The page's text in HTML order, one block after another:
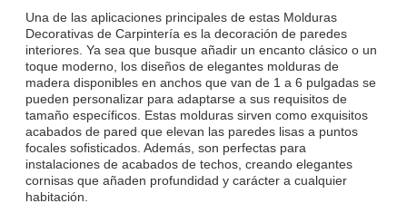
Una de las aplicaciones principales de estas Molduras
Decorativas de Carpintería es la decoración de paredes
interiores. Ya sea que busque añadir un encanto clásico o un
toque moderno, los diseños de elegantes molduras de
madera disponibles en anchos que van de 1 a 6 pulgadas se
pueden personalizar para adaptarse a sus requisitos de
tamaño específicos. Estas molduras sirven como exquisitos
acabados de pared que elevan las paredes lisas a puntos
focales sofisticados. Además, son perfectas para
instalaciones de acabados de techos, creando elegantes
cornisas que añaden profundidad y carácter a cualquier
habitación.